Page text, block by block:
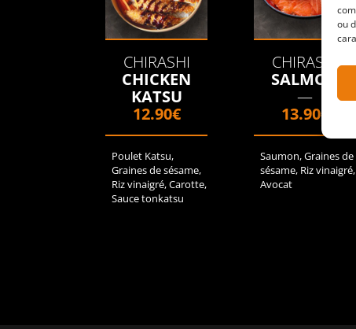
ou
CHIRASHI
CHICKEN
KATSU
12.90€
Poulet Katsu,
Graines de sésame,
Riz vinaigré, Carotte,
Sauce tonkatsu
CHIRASHI
SALMON
—
13.90€
Saumon, Graines de
sésame, Riz vinaigré,
Avocat